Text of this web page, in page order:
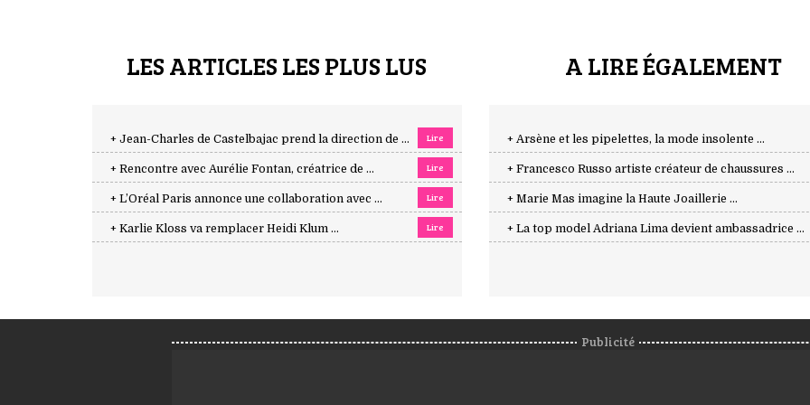
LES ARTICLES LES PLUS LUS
+ Jean-Charles de Castelbajac prend la direction de ... Lire
+ Rencontre avec Aurélie Fontan, créatrice de ... Lire
+ L’Oréal Paris annonce une collaboration avec ... Lire
+ Karlie Kloss va remplacer Heidi Klum ... Lire
A LIRE ÉGALEMENT
+ Arsène et les pipelettes, la mode insolente ...
+ Francesco Russo artiste créateur de chaussures ...
+ Marie Mas imagine la Haute Joaillerie ...
+ La top model Adriana Lima devient ambassadrice ...
Publicité